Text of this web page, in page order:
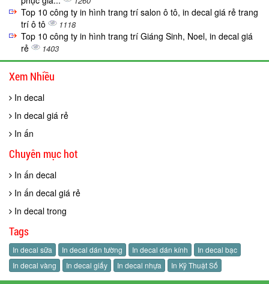
Top 10 công ty in hình trang trí salon ô tô, in decal giá rẻ trang
trí ô tô
1118
Top 10 công ty in hình trang trí Giáng Sinh, Noel, in decal giá
rẻ
1403
Xem Nhiều
In decal
In decal giá rẻ
In ấn
Chuyên mục hot
In ấn decal
In ấn decal giá rẻ
In decal trong
Tags
In decal sữa In decal dán tường In decal dán kính
In decal bạc
In decal vàng
In decal giấy In decal nhựa In Kỹ Thuật Số